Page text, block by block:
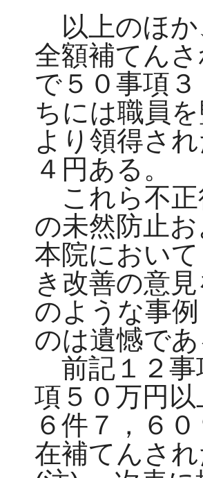
以上のほか
全額補てん
で５０事項
ちには職員
より領得さ
４円ある。
これら不正
の未然防止
本院におい
き改善の意
のような事
のは遺憾であ
前記１２事
項５０万円
６件７，６
在補てんさ